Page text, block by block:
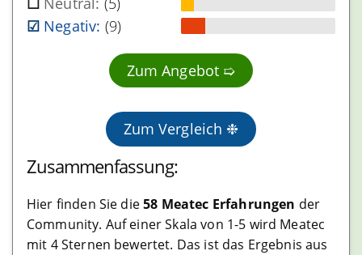
Masternode Pools
Shared Masternodes
Masternode Hosting
Mining Anbieter
Cloud Mining Anbieter
Mining Hardware Shops
Mining Colocation
Negativ: (9)
Zum Angebot ➯
Zum Vergleich ❉
Zusammenfassung:
Hier finden Sie die58 Meatec Erfahrungen der
Community. Auf einer Skala von 1-5 wird Meatec
mit 4 Sternen bewertet. Das ist das Ergebnis aus